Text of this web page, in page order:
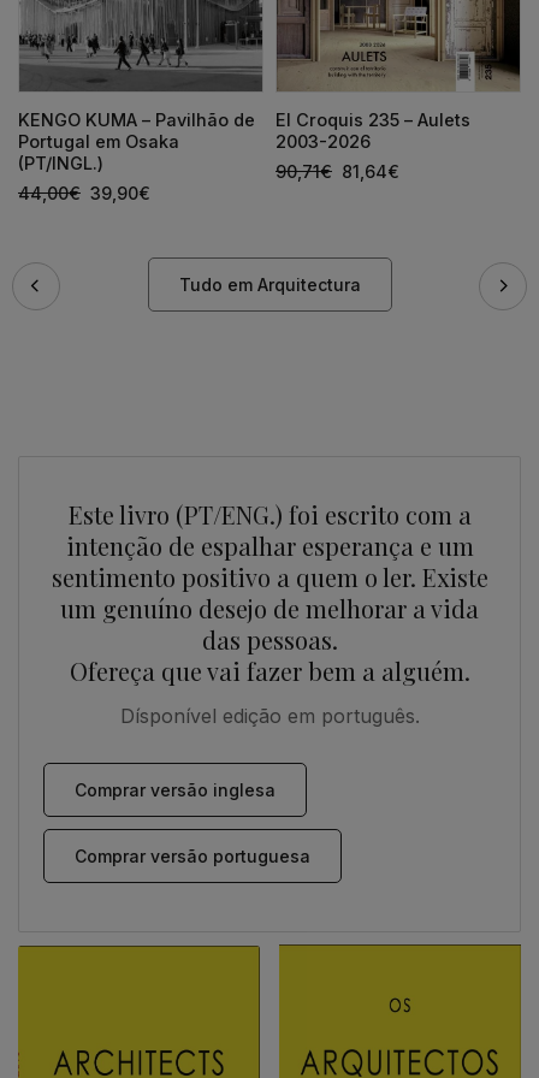
KENGO KUMA – Pavilhão de
Portugal em Osaka
(PT/INGL.)
44,00€ 39,90€
El Croquis 235 – Aulets
2003-2026
90,71€ 81,64€
Tudo em Arquitectura
Este livro (PT/ENG.) foi escrito com a
intenção de espalhar esperança e um
sentimento positivo a quem o ler. Existe
um genuíno desejo de melhorar a vida
das pessoas.
Ofereça que vai fazer bem a alguém.
Dísponível edição em português.
Comprar versão inglesa
Comprar versão portuguesa